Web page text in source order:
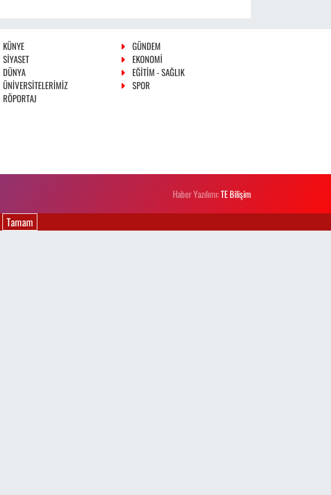
KÜNYE
GÜNDEM
SİYASET
EKONOMİ
DÜNYA
EĞİTİM - SAĞLIK
ÜNİVERSİTELERİMİZ
SPOR
RÖPORTAJ
Haber Yazılımı:TE Bilişim
Tamam